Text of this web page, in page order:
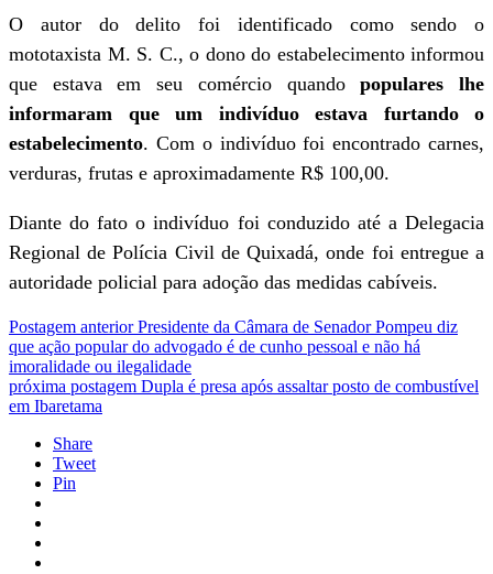
O autor do delito foi identificado como sendo o
mototaxista M. S. C., o dono do estabelecimento informou
que estava em seu comércio quandopopulares lhe
informaram que um indivíduo estava furtando o
estabelecimento. Com o indivíduo foi encontrado carnes,
verduras, frutas e aproximadamente R$ 100,00.
Diante do fato o indivíduo foi conduzido até a Delegacia
Regional de Polícia Civil de Quixadá, onde foi entregue a
autoridade policial para adoção das medidas cabíveis.
Postagem anterior Presidente da Câmara de Senador Pompeu diz
que ação popular do advogado é de cunho pessoal e não há
imoralidade ou ilegalidade
próxima postagem Dupla é presa após assaltar posto de combustível
em Ibaretama
Share
Tweet
Pin